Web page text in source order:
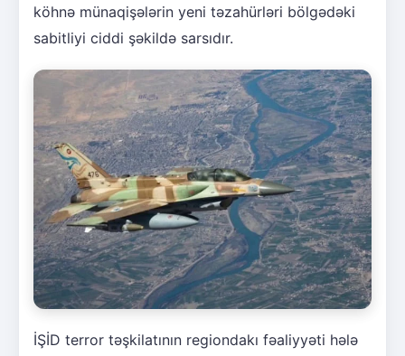
köhnə münaqişələrin yeni təzahürləri bölgədəki
sabitliyi ciddi şəkildə sarsıdır.
İŞİD terror təşkilatının regiondakı fəaliyyəti hələ